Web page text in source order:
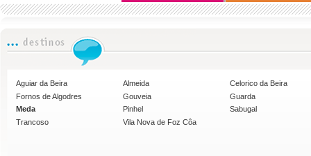
Aguiar da Beira Almeida
Celorico da Beira
Fornos de Algodres
Gouveia
Guarda
Meda
Pinhel
Sabugal
Trancoso
Vila Nova de Foz Côa